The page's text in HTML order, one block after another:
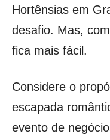
Hortênsias em
desafio. Mas,
fica mais fácil.
Considere o
escapada
evento de